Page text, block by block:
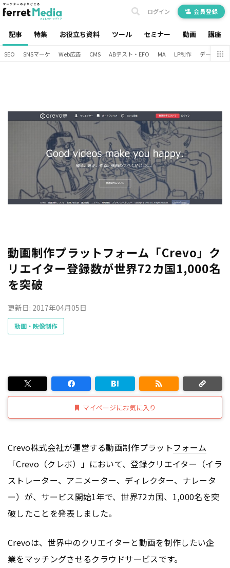
記事 特集 お役立ち資料 ツール セミナー 動画 講座
ログイン 会員登録
SEO SNSマーケ Web広告 CMS ABテスト・EFO MA LP制作 データ分析
動画制作プラットフォーム「Crevo」ク
リエイター登録数が世界72カ国1,000名
を突破
更新日: 2017年04月05日
動画・映像制作
マイページにお気に入り
Crevo株式会社が運営する動画制作プラットフォーム
「Crevo（クレボ）」において、登録クリエイター（イラ
ストレーター、アニメーター、ディレクター、ナレータ
ー）が、サービス開始1年で、世界72カ国、1,000名を突
破したことを発表しました。
Crevoは、世界中のクリエイターと動画を制作したい企
業をマッチングさせるクラウドサービスです。